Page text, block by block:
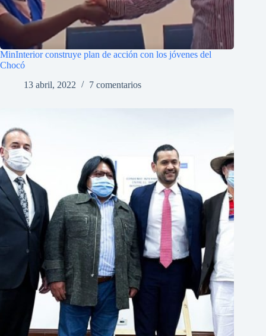
MinInterior construye plan de acción con los jóvenes del
Chocó
13 abril, 2022
7 comentarios